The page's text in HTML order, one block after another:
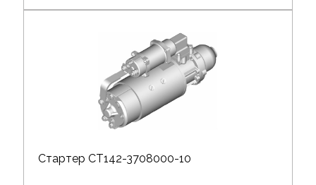
Стартер СТ142-3708000-10